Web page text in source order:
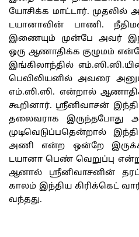
யோசிக்க மாட்டார். முதலில்
டயானாவின் பாணி.
இணையும் முன்பே அவர்
ஒரு ஆணாதிக்க குழுமம்
இங்கிலாந்தில்
பெவிலியனில் அவரை
எம்.ஸி.ஸி. என்றால்
கூறினார். ஸ்ரீனிவாசன்
தலைவராக இருந்தபோது
முடிவெடுப்பதென்றால்
அணி என்ற ஒன்றே
டயானா பெண் வெறுப்பு
ஆனால் ஸ்ரீனிவாசனின்
காலம் இந்திய கிரிக்கெட்
வந்தது.